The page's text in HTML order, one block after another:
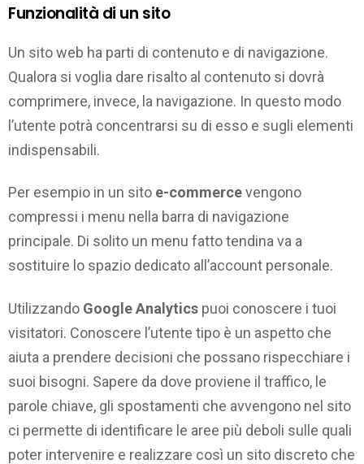
Funzionalità di un sito
Un sito web ha parti di contenuto e di navigazione.
Qualora si voglia dare risalto al contenuto si dovrà
comprimere, invece, la navigazione. In questo modo
l’utente potrà concentrarsi su di esso e sugli elementi
indispensabili.
Per esempio in un sito e-commercevengono
compressi i menu nella barra di navigazione
principale. Di solito un menu fatto tendina va a
sostituire lo spazio dedicato all’account personale.
Utilizzando Google Analytics puoi conoscere i tuoi
visitatori. Conoscere l’utente tipo è un aspetto che
aiuta a prendere decisioni che possano rispecchiare i
suoi bisogni. Sapere da dove proviene il traffico, le
parole chiave, gli spostamenti che avvengono nel sito
ci permette di identificare le aree più deboli sulle quali
poter intervenire e realizzare così un sito discreto che